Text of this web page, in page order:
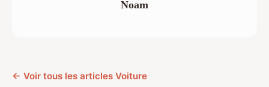
Noam
← Voir tous les articles Voiture